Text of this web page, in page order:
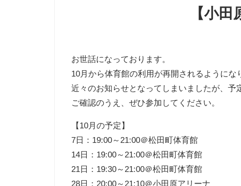
【小
お世話になっております。
10月から体育館の利用が再開されるようにな
近々のお知らせとなってしまいましたが、予
ご確認のうえ、ぜひ参加してください。
【10月の予定】
7日：19:00～21:00＠松田町体育館
14日：19:00～21:00＠松田町体育館
21日：19:30～21:00＠松田町体育館
28日：20:00～21:10＠小田原アリーナ